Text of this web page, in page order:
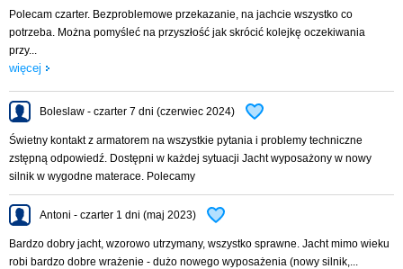
Polecam czarter. Bezproblemowe przekazanie, na jachcie wszystko co
potrzeba. Można pomyśleć na przyszłość jak skrócić kolejkę oczekiwania
przy...
więcej
Boleslaw - czarter 7 dni (czerwiec 2024)
Świetny kontakt z armatorem na wszystkie pytania i problemy techniczne
zstępną odpowiedź. Dostępni w każdej sytuacji Jacht wyposażony w nowy
silnik w wygodne materace. Polecamy
Antoni - czarter 1 dni (maj 2023)
Bardzo dobry jacht, wzorowo utrzymany, wszystko sprawne. Jacht mimo wieku
robi bardzo dobre wrażenie - dużo nowego wyposażenia (nowy silnik,...